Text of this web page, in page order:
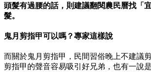
頭髮有過腰的話，則建議翻閱農民曆找「
髮。
鬼月剪指甲可以嗎？專家這樣說
而關於鬼月剪指甲，民間習俗晚上不建議
剪指甲的聲音容易吸引好兄弟，也有一說